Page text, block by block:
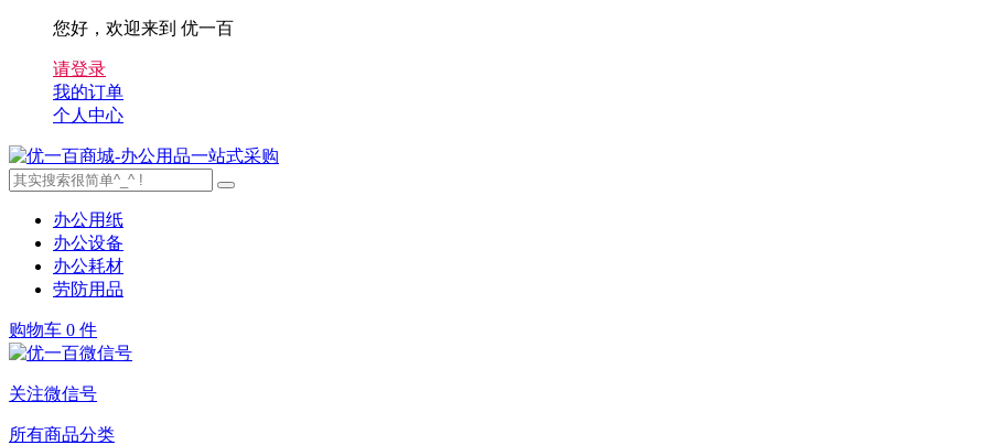
您好，欢迎来到 优一百
请登录
我的订单
个人中心
办公用纸
办公设备
办公耗材
劳防用品
购物车 0 件
关注微信号
所有商品分类